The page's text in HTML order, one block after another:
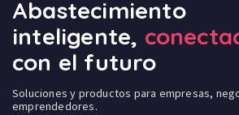
Abastecimiento
inteligente,
con el futuro
Soluciones y productos para empresas,
emprendedores.